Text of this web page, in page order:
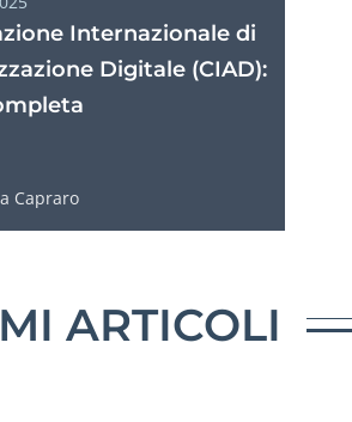
Internazionale di
Digitale (CIAD):
Capraro
ARTICOLI